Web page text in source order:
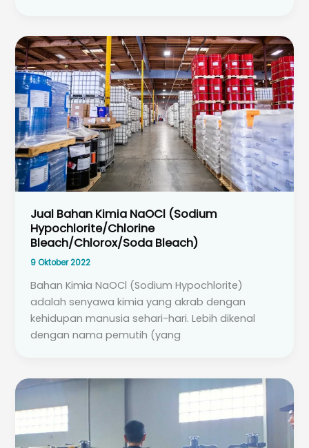
Jual Bahan Kimia NaOCl (Sodium
Hypochlorite/Chlorine
Bleach/Chlorox/Soda Bleach)
9 Oktober 2022
Bahan Kimia NaOCl (Sodium Hypochlorite)
adalah senyawa kimia yang akrab dengan
kehidupan manusia sehari-hari. Lebih dikenal
dengan nama pemutih (yang